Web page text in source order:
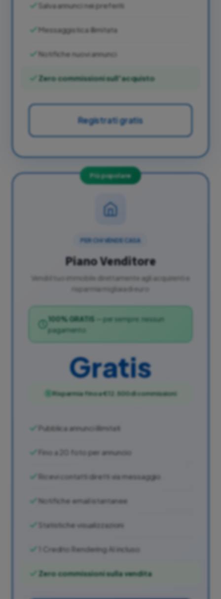
Salva annunci nei preferiti
Messaggistica illimitata
Notifiche nuovi annunci
Zero commissioni sull'acquisto
Registrati gratis
Più popolare
PER CHI VENDE CASA
Piano Venditore
Vendi il tuo immobile direttamente agli acquirenti e
risparmia migliaia di euro
100% GRATIS — per sempre, nessun
pagamento
Gratis
Risparmia fino a €12.500 di commissioni
Pubblica annunci illimitati
Fino a 20 foto per annuncio
Ricevi contatti diretti via messaggio
Notifiche email istantanee
Statistiche visualizzazioni
1 Credito Rendering AI incluso
Zero commissioni sulla vendita